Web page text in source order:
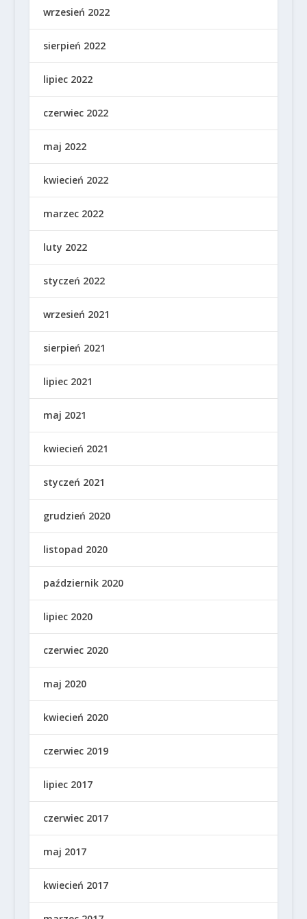
wrzesień 2022
sierpień 2022
lipiec 2022
czerwiec 2022
maj 2022
kwiecień 2022
marzec 2022
luty 2022
styczeń 2022
wrzesień 2021
sierpień 2021
lipiec 2021
maj 2021
kwiecień 2021
styczeń 2021
grudzień 2020
listopad 2020
październik 2020
lipiec 2020
czerwiec 2020
maj 2020
kwiecień 2020
czerwiec 2019
lipiec 2017
czerwiec 2017
maj 2017
kwiecień 2017